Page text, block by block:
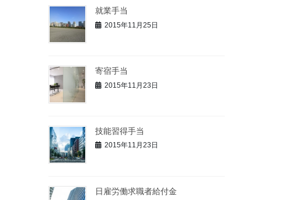
就業手当
2015年11月25日
寄宿手当
2015年11月23日
技能習得手当
2015年11月23日
日雇労働求職者給付金